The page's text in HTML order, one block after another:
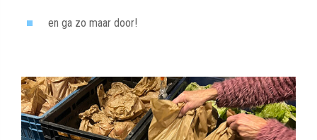
en ga zo maar door!